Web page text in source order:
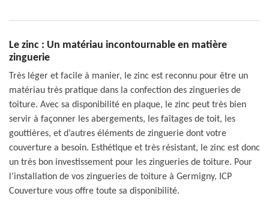
Le zinc : Un matériau incontournable en matière
zinguerie
Très léger et facile à manier, le zinc est reconnu pour être un
matériau très pratique dans la confection des zingueries de
toiture. Avec sa disponibilité en plaque, le zinc peut très bien
servir à façonner les abergements, les faîtages de toit, les
gouttières, et d’autres éléments de zinguerie dont votre
couverture a besoin. Esthétique et très résistant, le zinc est donc
un très bon investissement pour les zingueries de toiture. Pour
l’installation de vos zingueries de toiture à Germigny, ICP
Couverture vous offre toute sa disponibilité.